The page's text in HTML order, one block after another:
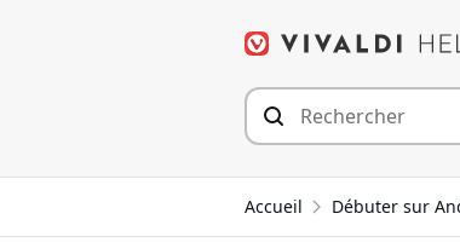
Accueil Débuter sur